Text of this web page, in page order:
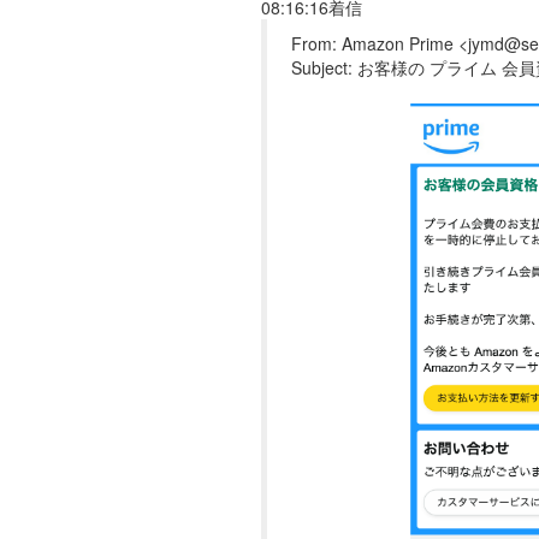
08:16:16着信
From: Amazon Prime
Subject: お客様の プライム 会